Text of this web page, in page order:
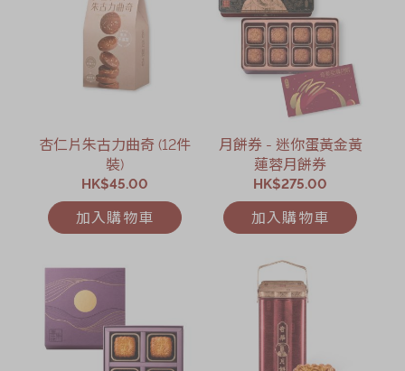
杏仁片朱古力曲奇 (12件
裝)
HK$45.00
加入購物車
月餅券 - 迷你蛋黃金黃
蓮蓉月餅券
HK$275.00
加入購物車